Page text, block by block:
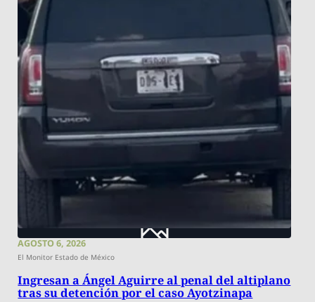
AGOSTO 6, 2026
El Monitor Estado de México
Ingresan a Ángel Aguirre al penal del altiplano
tras su detención por el caso Ayotzinapa